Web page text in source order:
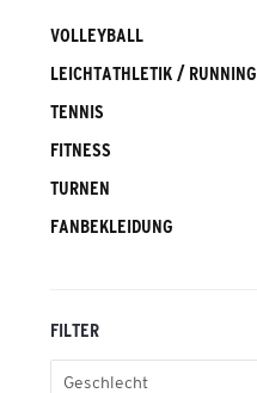
VOLLEYBALL
LEICHTATHLETIK / RUNNING
TENNIS
FITNESS
TURNEN
FANBEKLEIDUNG
FILTER
Geschlecht